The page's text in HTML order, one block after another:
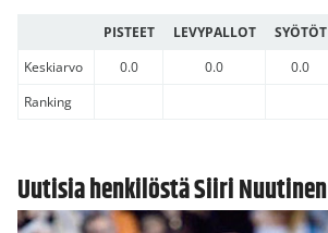
PISTEET LEVYPALLOT SYÖTÖT
Keskiarvo
0.0 0.0 0.0
Ranking
Uutisia henkilöstä Siiri Nuutinen